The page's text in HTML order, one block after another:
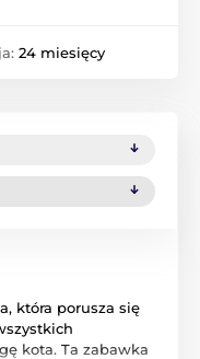
24 miesięcy
która porusza się
kota. Ta zabawka